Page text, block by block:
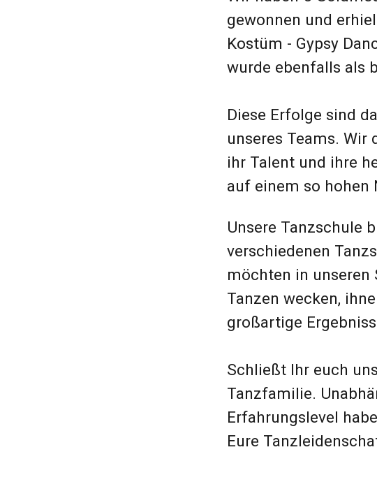
unseres Teams. Wir danken unseren
ihr Talent und ihre herausragende
auf einem so hohen Niveau.
möchten in unseren Schülern die
Tanzen wecken, ihnen helfen, ihr
großartige Ergebnisse zu erzielen.
Schließt Ihr euch uns an und werdet Teil
Erfahrungslevel haben wir Klassen, die zu
Eure Tanzleidenschaft zum Leben
und den Stundenplan zu erfahren. Wir
Euch in unseren Kursen und
unvergesslichen Emotionen!